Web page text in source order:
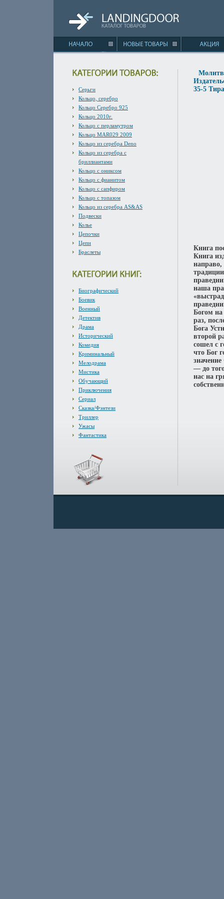
Серьги
Кольцо, серебро
Кольцо Серебро 925
Кольцо 2010г.
Кольцо с перламутром
Кольцо MAR029 2009
Кольцо из серебра Deno
Кольцо из серебра с
бриллиантами
Кольцо с ониксом
Кольцо с фианитом
Кольцо с сапфиром
Кольцо с топазом
Кольцо из серебра AS&AS
Подвески
Колье
Цепочки
Цепи
Браслеты
Биографический
Боевик
Военный
Детектив
Драма
Исторический
Комедия
Криминальный
Мелодрама
Мистика
Обучающий
Приключения
Сериал
Сказка/Фэнтези
Триллер
Ужасы
Фантастика
35-5
Книга
Книга
направо,
наша
Богом
раз,
Бога
второй
сошел с
что Бог
— до
нас на